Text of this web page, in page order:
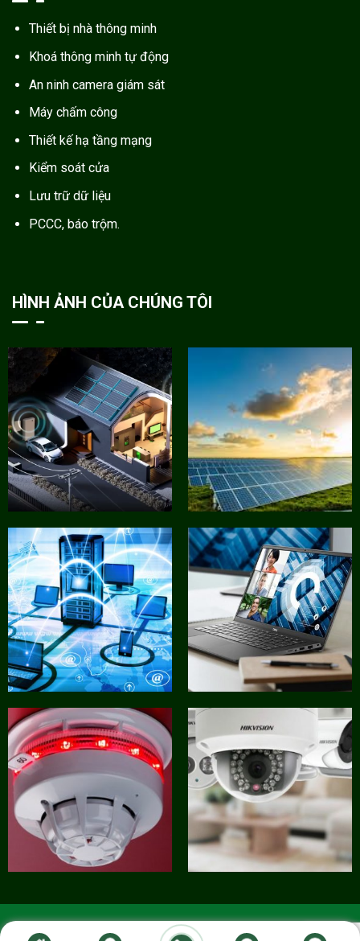
Thiết bị nhà thông minh
Khoá thông minh tự động
An ninh camera giám sát
Máy chấm công
Thiết kế hạ tầng mạng
Kiểm soát cửa
Lưu trữ dữ liệu
PCCC, báo trộm.
HÌNH ẢNH CỦA CHÚNG TÔI